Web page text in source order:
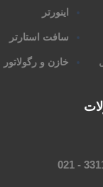
اینورتر
سافت استارتر
خازن و رگولاتور